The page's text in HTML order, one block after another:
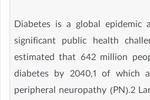
Diabetes is a global
significant public health
estimated that 642 million
diabetes by 2040,1 of which
peripheral neuropathy (PN).2